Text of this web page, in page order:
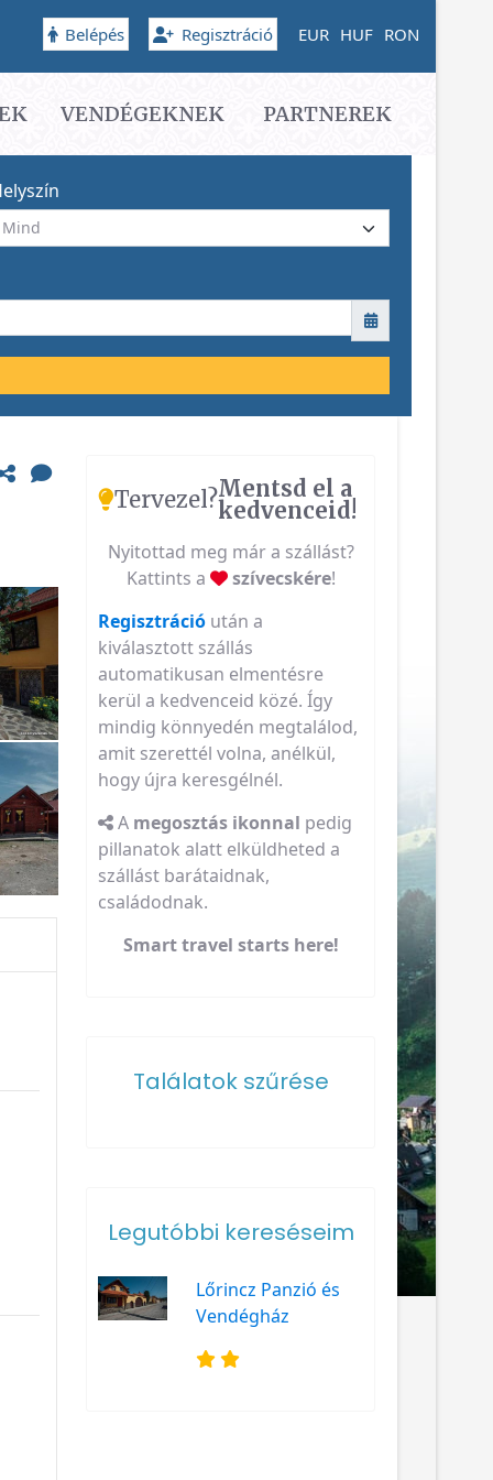
Belépés Regisztráció EUR HUF RON
VENDÉGEKNEK PARTNEREK
Tervezel?Mentsd el a
kedvenceid!
Nyitottad meg már a szállást?
Kattints a
szívecskére!
Regisztráció után a
kiválasztott szállás
automatikusan elmentésre
kerül a kedvenceid közé. Így
mindig könnyedén megtalálod,
amit szerettél volna, anélkül,
hogy újra keresgélnél.
A megosztás ikonnal pedig
pillanatok alatt elküldheted a
szállást barátaidnak,
családodnak.
Smart travel starts here!
Találatok szűrése
Legutóbbi kereséseim
Lőrincz Panzió és
Vendégház